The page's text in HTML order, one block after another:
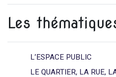
Les
L’ESPACE PUBLIC
LE QUARTIER, LA RUE,